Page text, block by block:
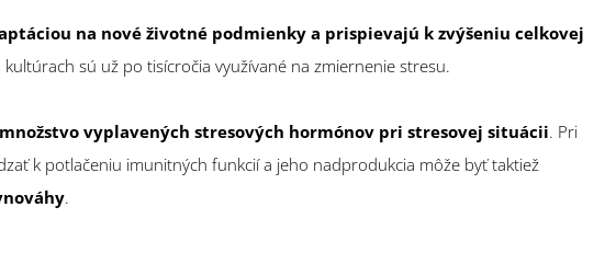
na nové životné podmienky a prispievajú k zvýšeniu celkovej
kultúrach sú už po tisícročia využívané na zmiernenie stresu.
vyplavených stresových hormónov pri stresovej situácii. Pri
k potlačeniu imunitných funkcií a jeho nadprodukcia môže byť taktiež
.